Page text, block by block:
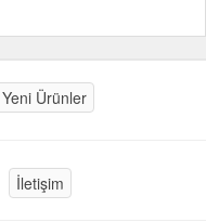
Ürünler
İletişim